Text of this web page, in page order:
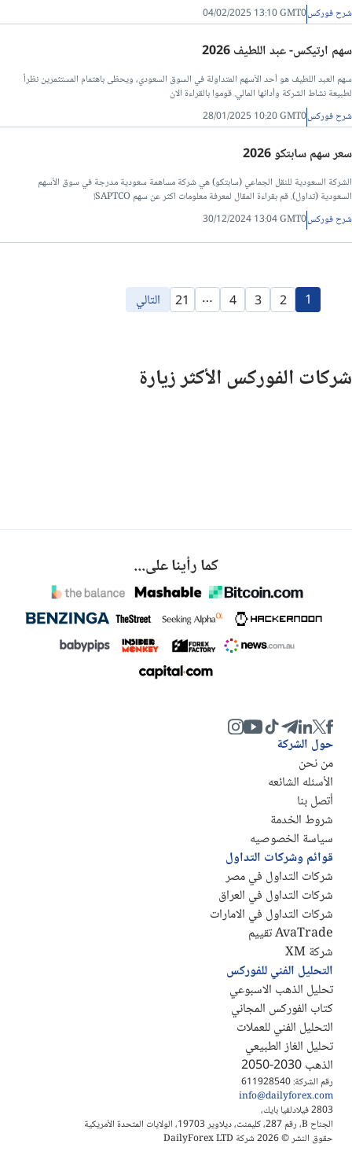
شرح فوركس04/02/2025 13:10 GMT0
سهم ارتيكس- عبد اللطيف 2026
سهم العبد اللطيف هو أحد الأسهم المتداولة في السوق السعودي، ويحظى باهتمام المستثمرين نظراً
لطبيعة نشاط الشركة وأدائها المالي. قوموا بالقراءة الان
شرح فوركس28/01/2025 10:20 GMT0
سعر سهم سابتكو 2026
الشركة السعودية للنقل الجماعي (سابتكو) هي شركة مساهمة سعودية مدرجة في سوق الأسهم
السعودية (تداول). قم بقراءة المقال لمعرفة معلومات اكثر عن سهم SAPTCO!
شرح فوركس30/12/2024 13:04 GMT0
1
2
3
4
…
21 التالي
شركات الفوركس الأكثر زيارة
كما رأينا على...
رقم الشركة: 611928540
info@dailyforex.com
2803 فيلادلفيا بايك،
الجناح B، رقم 287، كليمنت، ديلاوير 19703، الولايات المتحدة الأمريكية
حقوق النشر © 2026 شركة DailyForex LTD
حول الشركة
من نحن
الأسئله الشائعه
أتصل بنا
شروط الخدمة
سياسة الخصوصيه
قوائم وشركات التداول
شركات التداول في مصر
شركات التداول في العراق
شركات التداول في الامارات
AvaTrade تقييم
شركة XM
التحليل الفني للفوركس
تحليل الذهب الاسبوعي
كتاب الفوركس المجاني
التحليل الفني للعملات
تحليل الغاز الطبيعي
الذهب 2030-2050